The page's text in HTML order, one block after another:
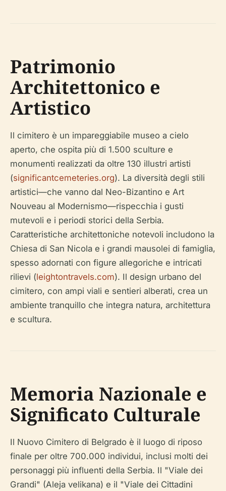
Patrimonio
Architettonico e
Artistico
Il cimitero è un impareggiabile museo a cielo
aperto, che ospita più di 1.500 sculture e
monumenti realizzati da oltre 130 illustri artisti
(significantcemeteries.org). La diversità degli stili
artistici—che vanno dal Neo-Bizantino e Art
Nouveau al Modernismo—rispecchia i gusti
mutevoli e i periodi storici della Serbia.
Caratteristiche architettoniche notevoli includono la
Chiesa di San Nicola e i grandi mausolei di famiglia,
spesso adornati con figure allegoriche e intricati
rilievi (leightontravels.com). Il design urbano del
cimitero, con ampi viali e sentieri alberati, crea un
ambiente tranquillo che integra natura, architettura
e scultura.
Memoria Nazionale e
Significato Culturale
Il Nuovo Cimitero di Belgrado è il luogo di riposo
finale per oltre 700.000 individui, inclusi molti dei
personaggi più influenti della Serbia. Il "Viale dei
Grandi" (Aleja velikana) e il "Viale dei Cittadini